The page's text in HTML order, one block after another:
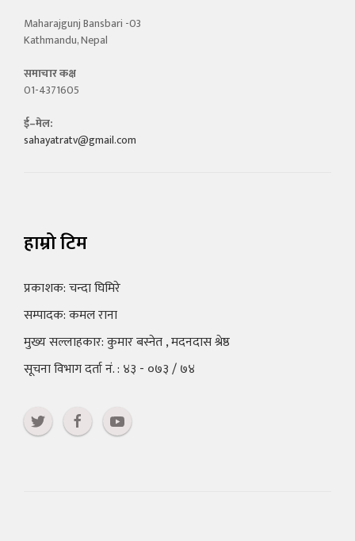
Maharajgunj Bansbari -03
Kathmandu, Nepal
समाचार कक्ष
01-4371605
ई–मेल:
sahayatratv@gmail.com
हाम्रो टिम
प्रकाशक: चन्दा घिमिरे
सम्पादक: कमल राना
मुख्य सल्लाहकार: कुमार बस्नेत , मदनदास श्रेष्ठ
सूचना विभाग दर्ता नं. : ४३ - ०७३ / ७४